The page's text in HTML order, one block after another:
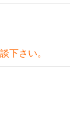
下さい。